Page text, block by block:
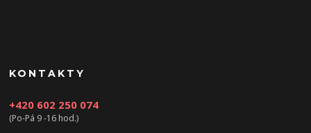
KONTAKTY
+420 602 250 074
(Po-Pá 9 -16 hod.)